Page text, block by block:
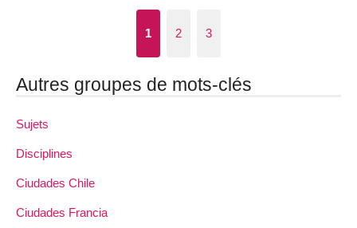
1 2 3
Autres groupes de mots-clés
Sujets
Disciplines
Ciudades Chile
Ciudades Francia